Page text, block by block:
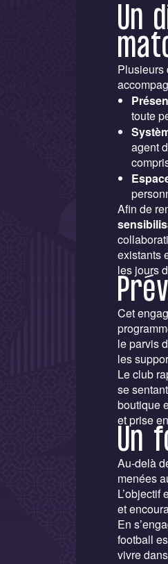
Un
Plusieurs
toute
agent
Afin de
existants
les jours
Cet
le parvis
les
Le club
se
boutique
et prise
Un
Au-delà
menées
et
En
football
vivre